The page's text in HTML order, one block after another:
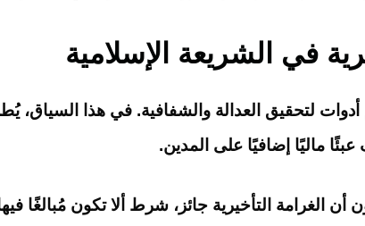
في الشريعة الإسلامية
أدوات لتحقيق العدالة والشفافية. في هذا السياق،
ماليًا إضافيًا على المدين.
الغرامة التأخيرية جائز، شرط ألا تكون